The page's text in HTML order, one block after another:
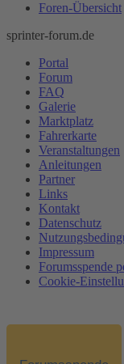
Foren-Übersicht
sprinter-forum.de
Portal
Forum
FAQ
Galerie
Marktplatz
Fahrerkarte
Veranstaltungen
Anleitungen
Partner
Links
Kontakt
Datenschutz
Impressum
Forumsspende
Cookie-